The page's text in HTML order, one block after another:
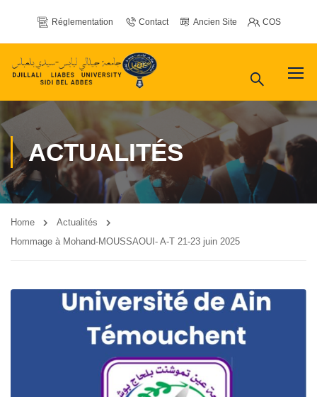
Réglementation Contact Ancien Site COS
ACTUALITÉS
Home
Actualités
Hommage à Mohand-MOUSSAOUI- A-T 21-23 juin 2025